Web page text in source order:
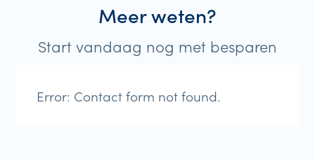
Meer weten?
Start vandaag nog met besparen
Error: Contact form not found.